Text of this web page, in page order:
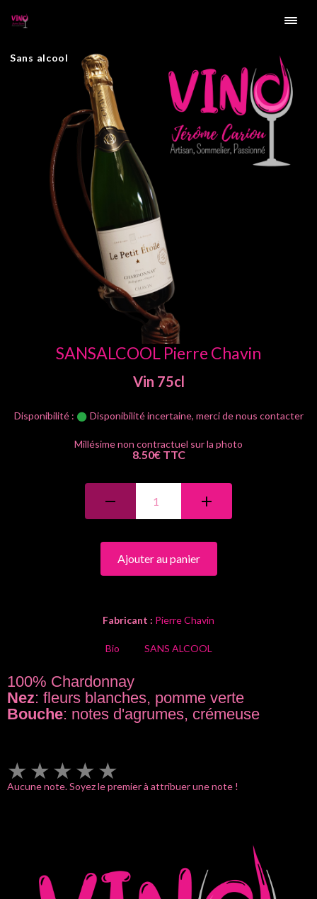
Sans alcool
SANSALCOOL Pierre Chavin
Vin 75cl
Disponibilité : Disponibilité incertaine, merci de nous contacter
8.50€ TTC
Ajouter au panier
Fabricant : Pierre Chavin
Bio SANS ALCOOL
100% Chardonnay
Nez: fleurs blanches, pomme verte
Bouche: notes d'agrumes, crémeuse
★ ★ ★ ★ ★
Aucune note. Soyez le premier à attribuer une note !